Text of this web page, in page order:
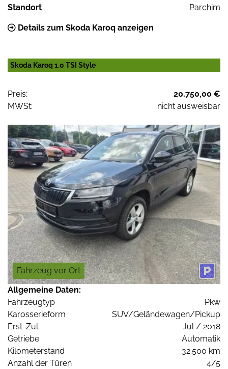
Standort Parchim
Details zum Skoda Karoq anzeigen
Skoda Karoq 1.0 TSI Style
Preis:
20.750,00 €
MWSt:
nicht ausweisbar
Fahrzeug vor Ort
Allgemeine Daten:
Fahrzeugtyp
Pkw
Karosserieform
SUV/Geländewagen/Pickup
Erst-Zul.
Jul / 2018
Getriebe
Automatik
Kilometerstand
32.500 km
Anzahl der Türen
4/5